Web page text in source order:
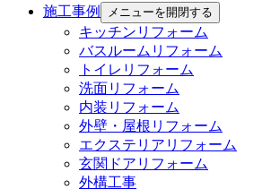
施工事例
メニューを開閉する
キッチンリフォーム
バスルームリフォーム
トイレリフォーム
洗面リフォーム
内装リフォーム
外壁・屋根リフォーム
エクステリアリフォーム
玄関ドアリフォーム
外構工事